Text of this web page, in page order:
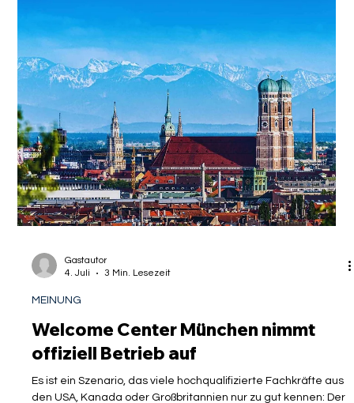
wissen weder, ob Dok
Gastautor
Welcome Center München nimmt
offiziell Betrieb auf